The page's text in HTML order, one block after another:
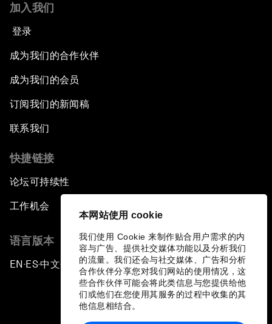
本网站使用 cookie
我们使用 Cookie 来制作贴合用户需求的内
容与广告、提供社交媒体功能以及分析我们
的流量。我们还会与社交媒体、广告和分析
合作伙伴分享您对我们网站的使用情况，这
些合作伙伴可能会将此类信息与您提供给他
们或他们在您使用其服务的过程中收集的其
他信息相结合。
加入我们
登录
成为我们的合作伙伴
成为我们的会员
订阅我们的新闻稿
联系我们
快捷链接
论坛可持续性
工作机会
语言版本
EN ▪ES▪中文▪ 日本語